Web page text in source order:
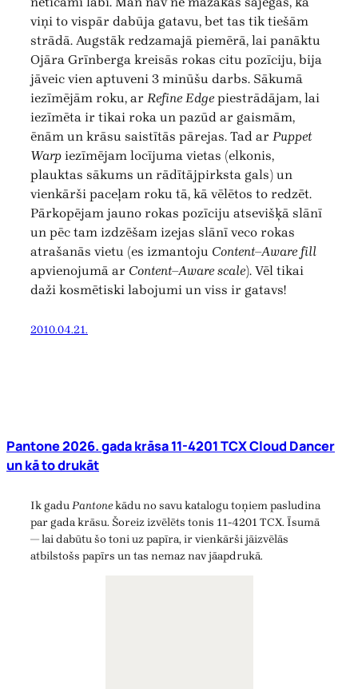
viņi to vispār dabūja gatavu, bet tas tik tiešām
strādā. Augstāk redzamajā piemērā, lai panāktu
Ojāra Grīnberga kreisās rokas citu pozīciju, bija
jāveic vien aptuveni 3 minūšu darbs. Sākumā
iezīmējām roku, ar Refine Edgepiestrādājam, lai
iezīmēta ir tikai roka un pazūd ar gaismām,
ēnām un krāsu saistītās pārejas. Tad ar Puppet
Warp iezīmējam locījuma vietas (elkonis,
plauktas sākums un rādītājpirksta gals) un
vienkārši paceļam roku tā, kā vēlētos to redzēt.
Pārkopējam jauno rokas pozīciju atsevišķā slānī
un pēc tam izdzēšam izejas slānī veco rokas
atrašanās vietu (es izmantoju Content–Aware fill
apvienojumā ar Content–Aware scale). Vēl tikai
daži kosmētiski labojumi un viss ir gatavs!
2010.04.21.
Pantone 2026. gada krāsa 11-4201 TCX Cloud Dancer
un kā to drukāt
Ik gaduPantonekādu no savu katalogu toņiem pasludina
par gada krāsu. Šoreiz izvēlēts tonis 11-4201 TCX. Īsumā
— lai dabūtu šo toni uz papīra, ir vienkārši jāizvēlās
atbilstošs papīrs un tas nemaz nav jāapdrukā.